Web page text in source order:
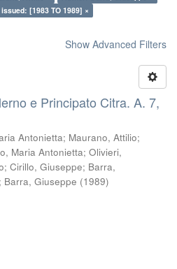
[1983 TO 1989] ×
Show Advanced Filters
e Principato Citra. A. 7,
Antonietta; Maurano, Attilio;
Maria Antonietta; Olivieri,
; Cirillo, Giuseppe; Barra,
; Barra, Giuseppe (1989)